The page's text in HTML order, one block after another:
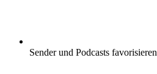
Sender und Podcasts favorisieren